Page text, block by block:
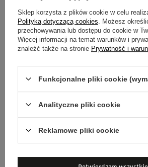
Stan Nowy
Marka Sparco
Sklep korzysta z plików cookie w celu
Polityką dotyczącą cookies . Możesz
przechowywania lub dostępu do cookie w
Więcej informacji na temat warunków i
znaleźć także na stronie Prywatność i
Funkcjonalne pliki cookie
Analityczne pliki cookie
Reklamowe pliki cookie